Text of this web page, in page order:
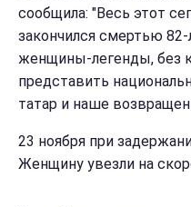
сообщила: "Весь этот
закончился смертью
женщины-легенды, без
представить
татар и наше
23 ноября при
Женщину увезли на